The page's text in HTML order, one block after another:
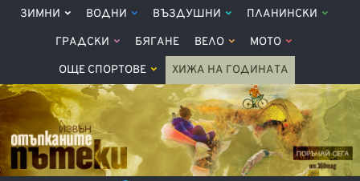
ЗИМНИ ВОДНИ ВЪЗДУШНИ ПЛАНИНСКИ
ГРАДСКИ БЯГАНЕ ВЕЛО МОТО
ОЩЕ СПОРТОВЕ ХИЖА НА ГОДИНАТА